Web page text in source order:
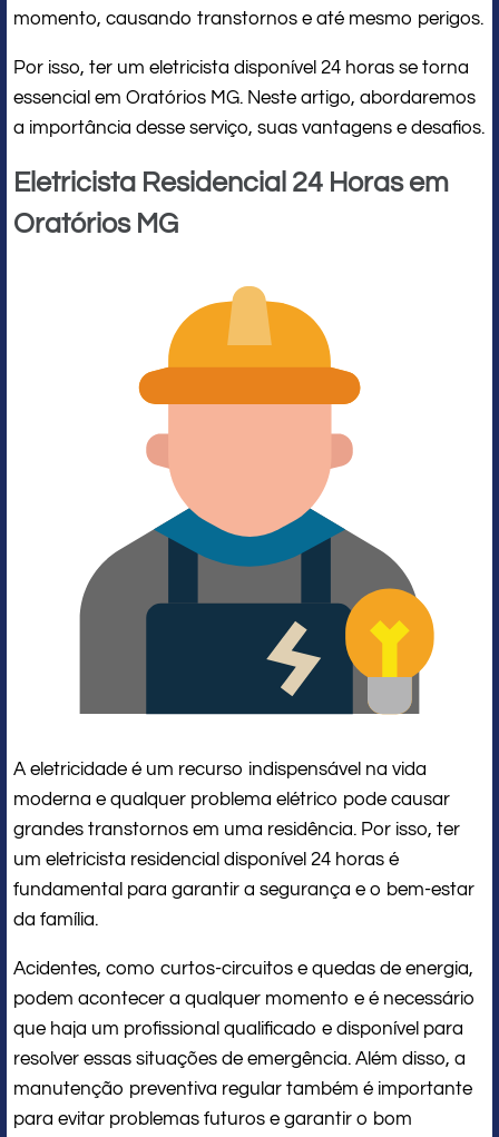
momento, causando transtornos e até mesmo perigos.
Por isso, ter um eletricista disponível 24 horas se torna
essencial em Oratórios MG. Neste artigo, abordaremos
a importância desse serviço, suas vantagens e desafios.
Eletricista Residencial 24 Horas em
Oratórios MG
A eletricidade é um recurso indispensável na vida
moderna e qualquer problema elétrico pode causar
grandes transtornos em uma residência. Por isso, ter
um eletricista residencial disponível 24 horas é
fundamental para garantir a segurança e o bem-estar
da família.
Acidentes, como curtos-circuitos e quedas de energia,
podem acontecer a qualquer momento e é necessário
que haja um profissional qualificado e disponível para
resolver essas situações de emergência. Além disso, a
manutenção preventiva regular também é importante
para evitar problemas futuros e garantir o bom